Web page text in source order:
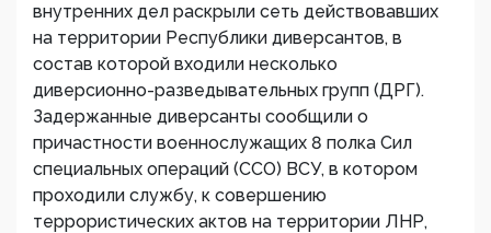
внутренних дел раскрыли сеть действовавших
на территории Республики диверсантов, в
состав которой входили несколько
диверсионно-разведывательных групп (ДРГ).
Задержанные диверсанты сообщили о
причастности военнослужащих 8 полка Сил
специальных операций (ССО) ВСУ, в котором
проходили службу, к совершению
террористических актов на территории ЛНР,